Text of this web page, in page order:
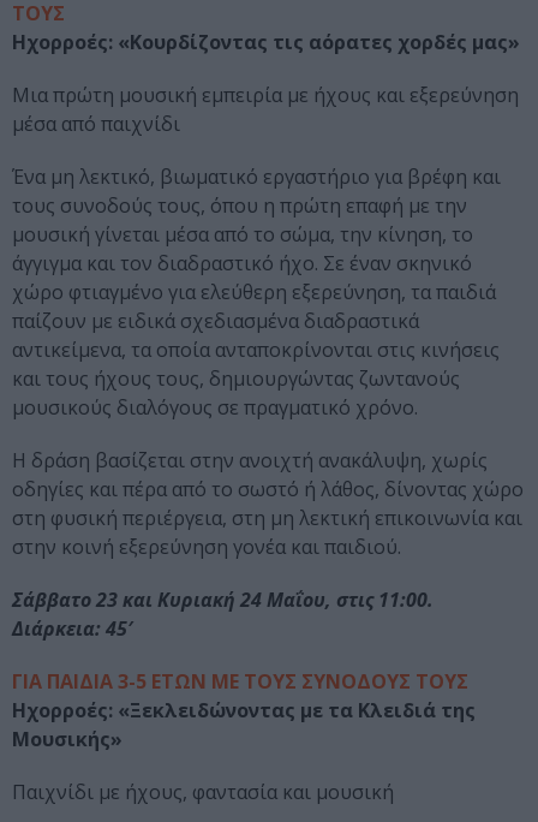
ΤΟΥΣ
Ηχορροές: «Κουρδίζοντας τις αόρατες χορδές μας»
Μια πρώτη μουσική εμπειρία με ήχους και εξερεύνηση
μέσα από παιχνίδι
Ένα μη λεκτικό, βιωματικό εργαστήριο για βρέφη και
τους συνοδούς τους, όπου η πρώτη επαφή με την
μουσική γίνεται μέσα από το σώμα, την κίνηση, το
άγγιγμα και τον διαδραστικό ήχο. Σε έναν σκηνικό
χώρο φτιαγμένο για ελεύθερη εξερεύνηση, τα παιδιά
παίζουν με ειδικά σχεδιασμένα διαδραστικά
αντικείμενα, τα οποία ανταποκρίνονται στις κινήσεις
και τους ήχους τους, δημιουργώντας ζωντανούς
μουσικούς διαλόγους σε πραγματικό χρόνο.
Η δράση βασίζεται στην ανοιχτή ανακάλυψη, χωρίς
οδηγίες και πέρα από το σωστό ή λάθος, δίνοντας χώρο
στη φυσική περιέργεια, στη μη λεκτική επικοινωνία και
στην κοινή εξερεύνηση γονέα και παιδιού.
Σάββατο 23 και Κυριακή 24 Μαΐου, στις 11:00.
Διάρκεια: 45′
ΓΙΑ ΠΑΙΔΙΑ 3-5 ΕΤΩΝ ΜΕ ΤΟΥΣ ΣΥΝΟΔΟΥΣ ΤΟΥΣ
Ηχορροές: «Ξεκλειδώνοντας με τα Κλειδιά της
Μουσικής»
Παιχνίδι με ήχους, φαντασία και μουσική